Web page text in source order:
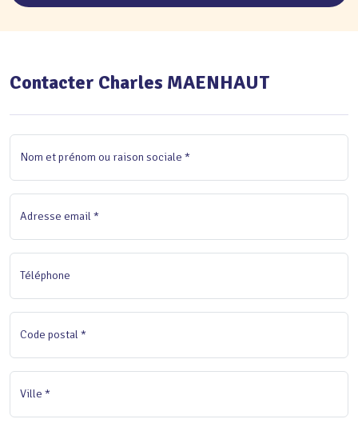
Contacter Charles MAENHAUT
Nom et prénom ou raison sociale *
Adresse email *
Téléphone
Code postal *
Ville *